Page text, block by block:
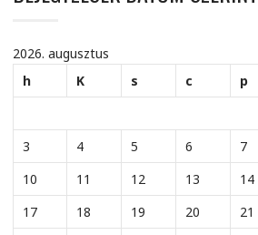
2026. augusztus
h
K s c p
3
4 5 6 7
10
11 12 13 14
17
18 19 20 21